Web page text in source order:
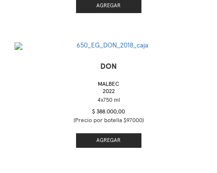
AGREGAR
DON
MALBEC
2022
$ 388.000,00
(Precio por botella $97000)
AGREGAR